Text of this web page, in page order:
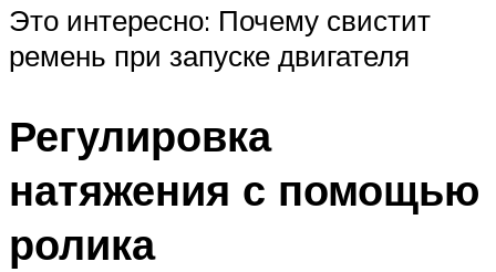
Это интересно: Почему свистит
ремень при запуске двигателя
Регулировка
натяжения с помощью
ролика